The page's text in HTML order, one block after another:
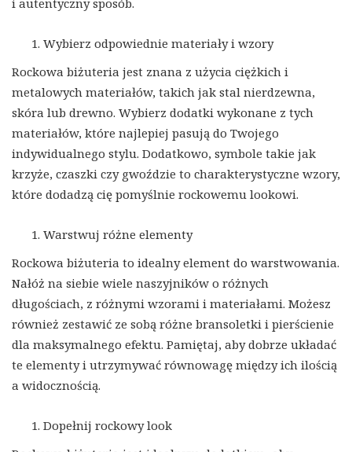
Wybierz odpowiednie materiały i wzory
Rockowa biżuteria jest znana z użycia ciężkich i
metalowych materiałów, takich jak stal nierdzewna,
skóra lub drewno. Wybierz dodatki wykonane z tych
materiałów, które najlepiej pasują do Twojego
indywidualnego stylu. Dodatkowo, symbole takie jak
krzyże, czaszki czy gwoździe to charakterystyczne wzory,
które dodadzą cię pomyślnie rockowemu lookowi.
Warstwuj różne elementy
Rockowa biżuteria to idealny element do warstwowania.
Nałóż na siebie wiele naszyjników o różnych
długościach, z różnymi wzorami i materiałami. Możesz
również zestawić ze sobą różne bransoletki i pierścienie
dla maksymalnego efektu. Pamiętaj, aby dobrze układać
te elementy i utrzymywać równowagę między ich ilością
a widocznością.
Dopełnij rockowy look